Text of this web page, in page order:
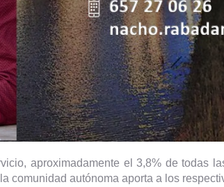
aproximadamente el 3,8% de todas
comunidad autónoma aporta a los